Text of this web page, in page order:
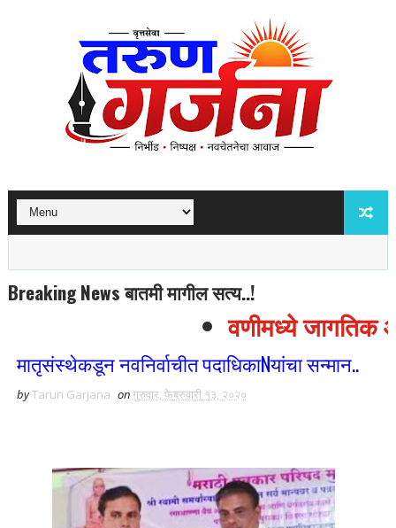
Breaking News बातमी मागील सत्य..!
वणीमध्ये जागतिक
मातृसंस्थेकडून नवनिर्वाचीत पदाधिकाNयांचा सन्मान..
byTarun Garjana onगुरुवार, फेब्रुवारी १३, २०२०